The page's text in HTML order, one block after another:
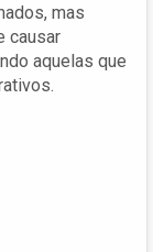
mas
causar
aquelas que